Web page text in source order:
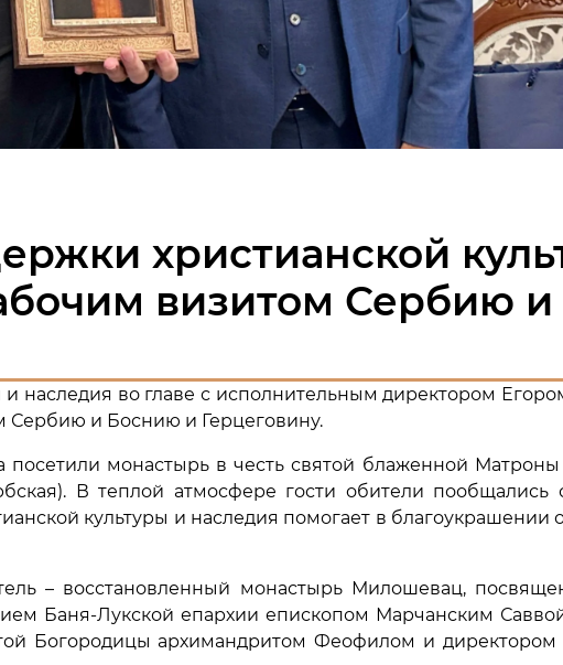
христианской
визитом Сербию и
наследия во главе с исполнительным директором
Сербию и Боснию и Герцеговину.
посетили монастырь в честь святой блаженной
В теплой атмосфере гости обители пообщались
культуры и наследия помогает в благоукрашении
– восстановленный монастырь Милошевац,
Баня-Лукской епархии епископом Марчанским
Богородицы архимандритом Феофилом и директором